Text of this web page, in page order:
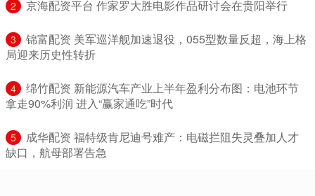
2 ​京海配资平台 作家罗大胜电影作品研讨会在贵阳举行
3
​锦富配资 美军巡洋舰加速退役，055型数量反超，海上格
局迎来历史性转折
4
​绵竹配资 新能源汽车产业上半年盈利分布图：电池环节
拿走90%利润 进入“赢家通吃”时代
5
​成华配资 福特级肯尼迪号难产：电磁拦阻失灵叠加人才
缺口，航母部署告急